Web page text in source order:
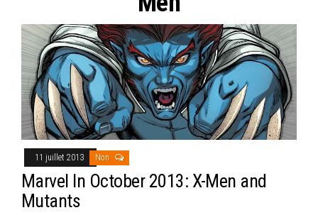
11 juillet 2013 Non
Marvel In October 2013: X-Men and
Mutants